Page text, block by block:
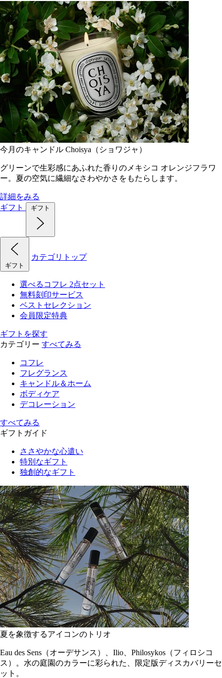
今月のキャンドル Choisya（ショワジャ）
グリーンで生彩感にあふれた香りのメキシコ オレンジフラワ
ー。夏の空気に繊細なさわやかさをもたらします。
詳細をみる
ギフト
ギフト
ギフト
カテゴリトップ
選べるコフレ 2点セット
無料刻印サービス
ベストセレクション
会員限定特典
ギフトを探す
カテゴリー すべてみる
コフレ
フレグランス
キャンドル＆ホーム
ボディケア
デコレーション
すべてみる
ギフトガイド
ささやかな心遣い
特別なギフト
独創的なギフト
夏を象徴するアイコンのトリオ
Eau des Sens（オーデサンス）、Ilio、Philosykos（フィロシコ
ス）。水の庭園のカラーに彩られた、限定版ディスカバリーセ
ット。